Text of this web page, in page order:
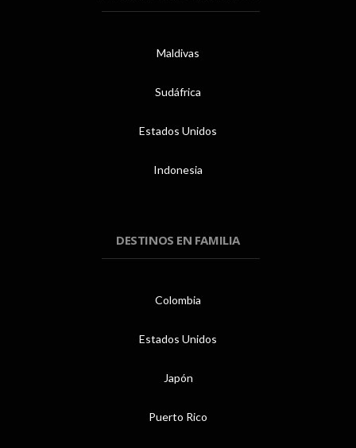
Maldivas
Sudáfrica
Estados Unidos
Indonesia
DESTINOS EN FAMILIA
Colombia
Estados Unidos
Japón
Puerto Rico